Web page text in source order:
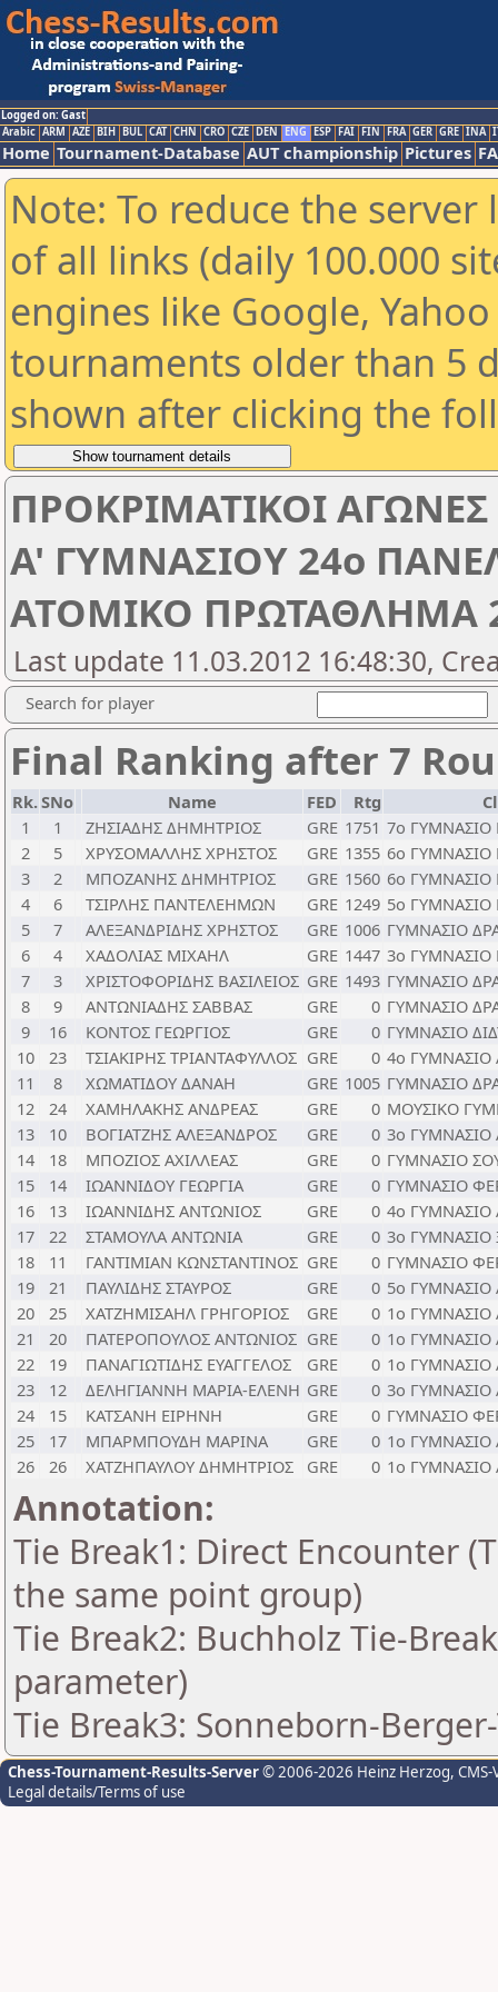
Logged on: Gast
Arabic ARM AZE BIH BUL CAT CHN CRO CZE DEN ENG ESP FAI FIN FRA GER GRE INA
Home Tournament-Database AUT championship Pictures
Note: To reduce the
of all links (daily 100.000
engines like Google,
tournaments older than 5
shown after clicking the
ΠΡΟΚΡΙΜΑΤΙΚΟΙ
Α' ΓΥΜΝΑΣΙΟΥ 24ο
ΑΤΟΜΙΚΟ ΠΡΩΤΑΘΛΗΜΑ
Last update 11.03.2012 16:48:30,
Search for player
Final Ranking after 7
Rk.SNo Name FED Rtg
1
1 ΖΗΣΙΑΔΗΣ ΔΗΜΗΤΡΙΟΣ GRE 1751 7ο ΓΥΜΝΑΣΙΟ
2
5 ΧΡΥΣΟΜΑΛΛΗΣ ΧΡΗΣΤΟΣ GRE 1355 6ο ΓΥΜΝΑΣΙΟ
3
2 ΜΠΟΖΑΝΗΣ ΔΗΜΗΤΡΙΟΣ GRE 1560 6ο ΓΥΜΝΑΣΙΟ
4
6 ΤΣΙΡΛΗΣ ΠΑΝΤΕΛΕΗΜΩΝ GRE 1249 5ο ΓΥΜΝΑΣΙΟ
5
7 ΑΛΕΞΑΝΔΡΙΔΗΣ ΧΡΗΣΤΟΣ GRE 1006 ΓΥΜΝΑΣΙΟ
6
4 ΧΑΔΟΛΙΑΣ ΜΙΧΑΗΛ GRE 1447 3ο ΓΥΜΝΑΣΙΟ
7
3 ΧΡΙΣΤΟΦΟΡΙΔΗΣ ΒΑΣΙΛΕΙΟΣ GRE 1493 ΓΥΜΝΑΣΙΟ
8
9 ΑΝΤΩΝΙΑΔΗΣ ΣΑΒΒΑΣ GRE 0 ΓΥΜΝΑΣΙΟ
9
16 ΚΟΝΤΟΣ ΓΕΩΡΓΙΟΣ GRE 0 ΓΥΜΝΑΣΙΟ
10
23 ΤΣΙΑΚΙΡΗΣ ΤΡΙΑΝΤΑΦΥΛΛΟΣ GRE 0 4ο
11
8 ΧΩΜΑΤΙΔΟΥ ΔΑΝΑΗ GRE 1005 ΓΥΜΝΑΣΙΟ
12
24 ΧΑΜΗΛΑΚΗΣ ΑΝΔΡΕΑΣ GRE 0 ΜΟΥΣΙΚΟ
13
10 ΒΟΓΙΑΤΖΗΣ ΑΛΕΞΑΝΔΡΟΣ GRE 0 3ο
14
18 ΜΠΟΖΙΟΣ ΑΧΙΛΛΕΑΣ GRE 0 ΓΥΜΝΑΣΙΟ
15
14 ΙΩΑΝΝΙΔΟΥ ΓΕΩΡΓΙΑ GRE 0 ΓΥΜΝΑΣΙΟ
16
13 ΙΩΑΝΝΙΔΗΣ ΑΝΤΩΝΙΟΣ GRE 0 4ο
17
22 ΣΤΑΜΟΥΛΑ ΑΝΤΩΝΙΑ GRE 0 3ο
18
11 ΓΑΝΤΙΜΙΑΝ ΚΩΝΣΤΑΝΤΙΝΟΣ GRE 0 ΓΥΜΝΑΣΙΟ
19
21 ΠΑΥΛΙΔΗΣ ΣΤΑΥΡΟΣ GRE 0 5ο
20
25 ΧΑΤΖΗΜΙΣΑΗΛ ΓΡΗΓΟΡΙΟΣ GRE 0 1ο
21
20 ΠΑΤΕΡΟΠΟΥΛΟΣ ΑΝΤΩΝΙΟΣ GRE 0 1ο
22
19 ΠΑΝΑΓΙΩΤΙΔΗΣ ΕΥΑΓΓΕΛΟΣ GRE 0 1ο
23
12 ΔΕΛΗΓΙΑΝΝΗ ΜΑΡΙΑ-ΕΛΕΝΗ GRE 0 3ο
24
15 ΚΑΤΣΑΝΗ ΕΙΡΗΝΗ GRE 0 ΓΥΜΝΑΣΙΟ
25
17 ΜΠΑΡΜΠΟΥΔΗ ΜΑΡΙΝΑ GRE 0 1ο
26
26 ΧΑΤΖΗΠΑΥΛΟΥ ΔΗΜΗΤΡΙΟΣ GRE 0 1ο
Annotation:
Tie Break1: Direct Encounter
the same point group)
Tie Break2: Buchholz Tie-
parameter)
Tie Break3: Sonneborn-
Chess-Tournament-Results-Server© 2006-2026 Heinz Herzog,
Legal details/Terms of use